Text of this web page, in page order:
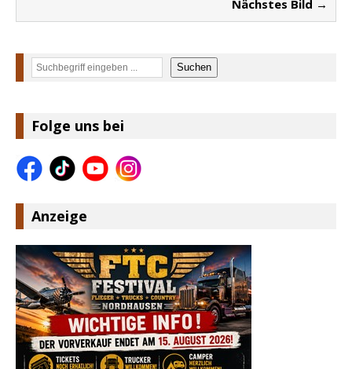
Nächstes Bild →
Suchen Suchen
Folge uns bei
Anzeige